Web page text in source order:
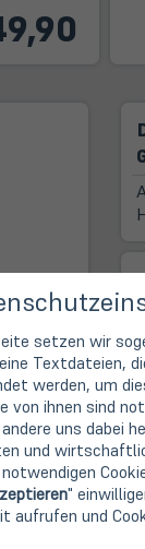
setzen wir
Textdateien,
werden, um
von ihnen sind
uns dabei
und
"
aufrufen und